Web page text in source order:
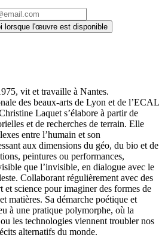
lorsque l'œuvre est disponible
vit et travaille à Nantes.
des beaux-arts de Lyon et de l’ECAL
Laquet s’élabore à partir de
et de recherches de terrain. Elle
entre l’humain et son
aux dimensions du géo, du bio et de
peintures ou performances,
que l’invisible, en dialogue avec le
Collaborant régulièrement avec des
et science pour imaginer des formes de
matières. Sa démarche poétique et
à une pratique polymorphe, où la
les technologies viennent troubler nos
alternatifs du monde.